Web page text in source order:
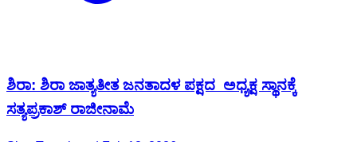
ಶಿರಾ: ಶಿರಾ ಜಾತ್ಯತೀತ ಜನತಾದಳ ಪಕ್ಷದ ‌ ಅಧ್ಯಕ್ಷ ಸ್ಥಾನಕ್ಕೆ
ಸತ್ಯಪ್ರಕಾಶ್ ರಾಜೀನಾಮೆ